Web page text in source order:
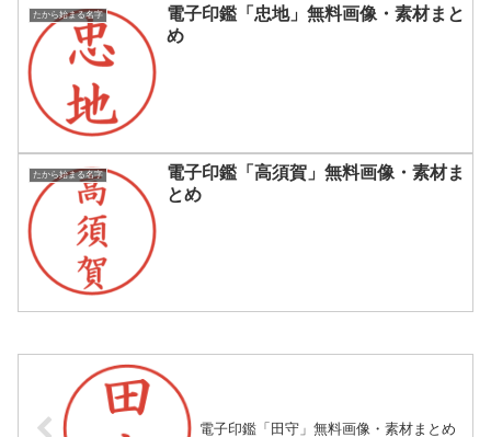
たから始まる名字
電子印鑑「忠地」無料画像・素材まと
め
たから始まる名字
電子印鑑「高須賀」無料画像・素材ま
とめ
電子印鑑「田守」無料画像・素材まとめ